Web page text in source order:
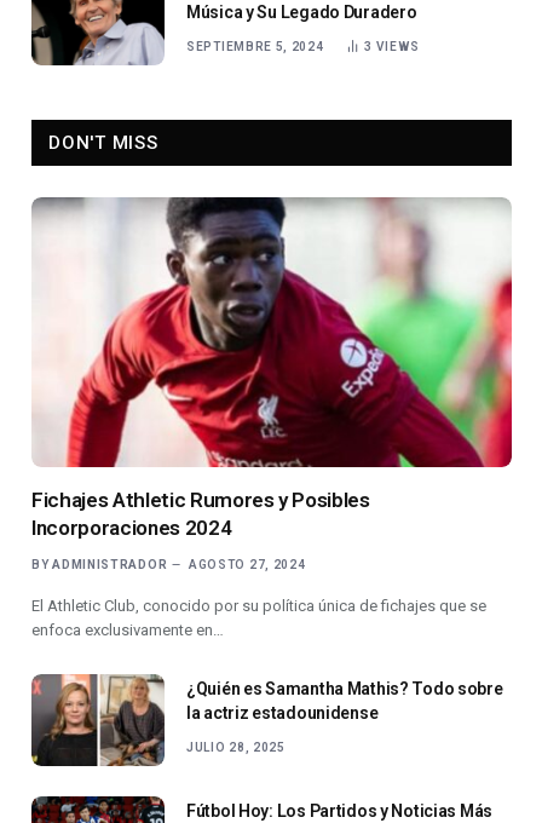
Música y Su Legado Duradero
SEPTIEMBRE 5, 2024 3 VIEWS
DON'T MISS
Fichajes Athletic Rumores y Posibles
Incorporaciones 2024
BY ADMINISTRADOR AGOSTO 27, 2024
El Athletic Club, conocido por su política única de fichajes que se
enfoca exclusivamente en…
¿Quién es Samantha Mathis? Todo sobre
la actriz estadounidense
JULIO 28, 2025
Fútbol Hoy: Los Partidos y Noticias Más